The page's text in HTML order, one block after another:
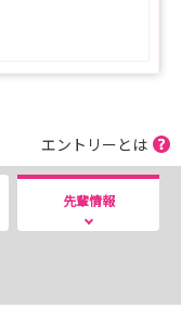
エントリーとは
先輩情報